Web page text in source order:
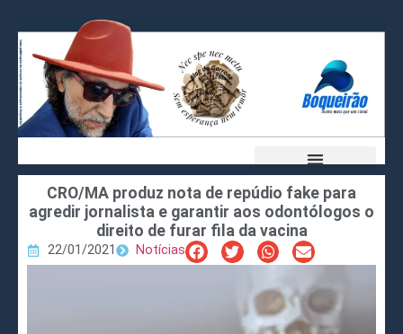
CRO/MA produz nota de repúdio fake para
agredir jornalista e garantir aos odontólogos o
direito de furar fila da vacina
22/01/2021 Notícias